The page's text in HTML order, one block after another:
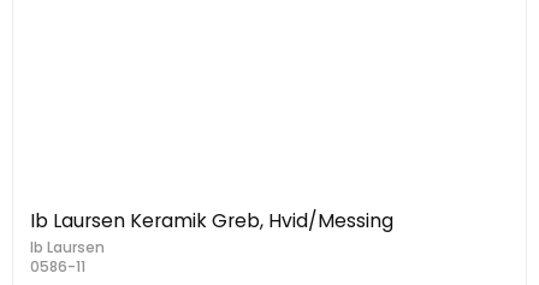
Ib Laursen Keramik Greb, Hvid/Messing
Ib Laursen
0586-11